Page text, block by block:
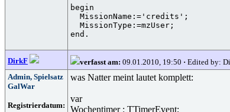
begin
  MissionName:='credits';
  MissionType:=mzUser;
DirkF verfasst am: 09.01.2010, 19:50 · Edited by:
Admin, Spielsatz
GalWar
Registrierdatum:
was Natter meint lautet komplett:
var
Wochentimer : TTimerEvent;